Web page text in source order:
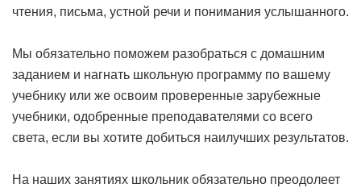
чтения, письма, устной речи и понимания услышанного.
Мы обязательно поможем разобраться с домашним
заданием и нагнать школьную программу по вашему
учебнику или же освоим проверенные зарубежные
учебники, одобренные преподавателями со всего
света, если вы хотите добиться наилучших результатов.
На наших занятиях школьник обязательно преодолеет